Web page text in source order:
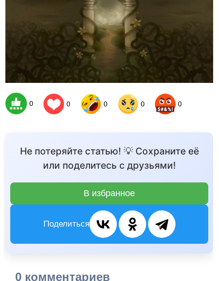
0 0 0 0 0
Не потеряйте статью! 💡 Сохраните её
или поделитесь с друзьями!
В избранное
Поделиться
0 комментариев